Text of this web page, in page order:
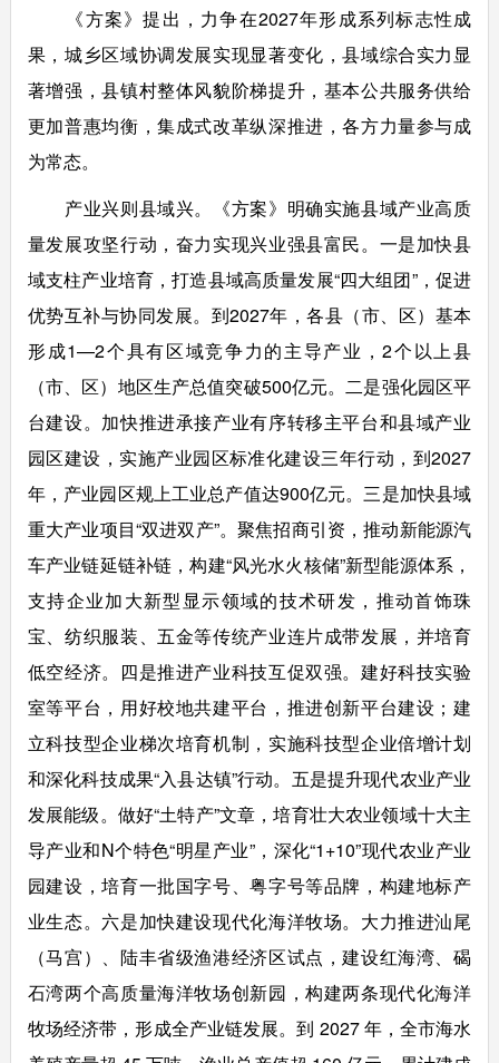
《方案》提出，力争在2027年形成系列标志性成
果，城乡区域协调发展实现显著变化，县域综合实力显
著增强，县镇村整体风貌阶梯提升，基本公共服务供给
更加普惠均衡，集成式改革纵深推进，各方力量参与成
为常态。
产业兴则县域兴。《方案》明确实施县域产业高质
量发展攻坚行动，奋力实现兴业强县富民。一是加快县
域支柱产业培育，打造县域高质量发展“四大组团”，促进
优势互补与协同发展。到2027年，各县（市、区）基本
形成1—2个具有区域竞争力的主导产业，2个以上县
（市、区）地区生产总值突破500亿元。二是强化园区平
台建设。加快推进承接产业有序转移主平台和县域产业
园区建设，实施产业园区标准化建设三年行动，到2027
年，产业园区规上工业总产值达900亿元。三是加快县域
重大产业项目“双进双产”。聚焦招商引资，推动新能源汽
车产业链延链补链，构建“风光水火核储”新型能源体系，
支持企业加大新型显示领域的技术研发，推动首饰珠
宝、纺织服装、五金等传统产业连片成带发展，并培育
低空经济。四是推进产业科技互促双强。建好科技实验
室等平台，用好校地共建平台，推进创新平台建设；建
立科技型企业梯次培育机制，实施科技型企业倍增计划
和深化科技成果“入县达镇”行动。五是提升现代农业产业
发展能级。做好“土特产”文章，培育壮大农业领域十大主
导产业和N个特色“明星产业”，深化“1+10”现代农业产业
园建设，培育一批国字号、粤字号等品牌，构建地标产
业生态。六是加快建设现代化海洋牧场。大力推进汕尾
（马宫）、陆丰省级渔港经济区试点，建设红海湾、碣
石湾两个高质量海洋牧场创新园，构建两条现代化海洋
牧场经济带，形成全产业链发展。到 2027 年，全市海水